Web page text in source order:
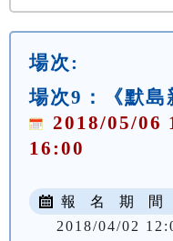
場次:
場次9：《默島
2018/05/06
16:00
報 名 期 間
2018/04/02